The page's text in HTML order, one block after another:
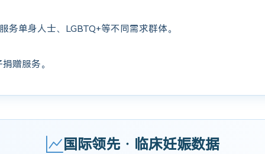
务单身人士、LGBTQ+等不同需求群体。
赠服务。
国际领先 · 临床妊娠数据